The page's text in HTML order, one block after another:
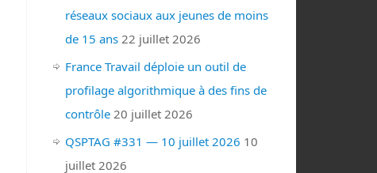
réseaux sociaux aux jeunes de moins
de 15 ans 22 juillet 2026
France Travail déploie un outil de
profilage algorithmique à des fins de
contrôle 20 juillet 2026
QSPTAG #331 — 10 juillet 2026 10
juillet 2026